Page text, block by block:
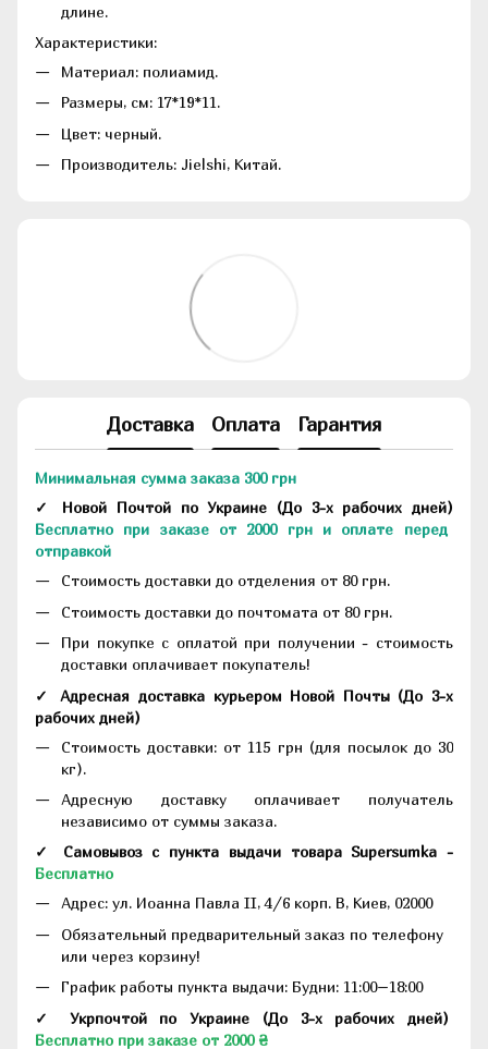
длине.
Характеристики:
Материал: полиамид.
Размеры, см: 17*19*11.
Цвет: черный.
Производитель: Jielshi, Китай.
Доставка Оплата Гарантия
Минимальная сумма заказа 300 грн
✓ Новой Почтой по Украине (До 3-х рабочих дней)
Бесплатно при заказе от 2000 грн и оплате перед
отправкой
Стоимость доставки до отделения от 80 грн.
Стоимость доставки до почтомата от 80 грн.
При покупке с оплатой при получении - стоимость
доставки оплачивает покупатель!
✓ Адресная доставка курьером Новой Почты (До 3-х
рабочих дней)
Стоимость доставки: от 115 грн (для посылок до 30
кг).
Адресную доставку оплачивает получатель
независимо от суммы заказа.
✓ Самовывоз с пункта выдачи товара Supersumka -
Бесплатно
Адрес: ул. Иоанна Павла II, 4/6 корп. В, Киев, 02000
Обязательный предварительный заказ по телефону
или через корзину!
График работы пункта выдачи: Будни: 11:00–18:00
✓ Укрпочтой по Украине (До 3-х рабочих дней)
Бесплатно при заказе от 2000 ₴